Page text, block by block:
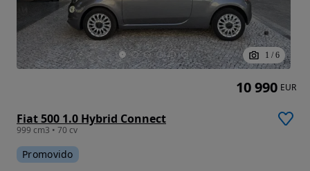
1 / 6
Fiat 500 1.0 Hybrid Connect
999 cm3 • 70 cv
Promovido
10 990 EUR